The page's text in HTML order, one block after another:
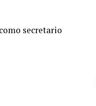
secretario